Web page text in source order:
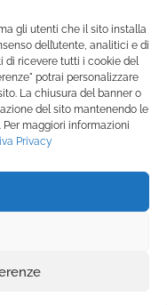
gli utenti che il sito installa
dell’utente, analitici e di
di ricevere tutti i cookie del
potrai personalizzare
La chiusura del banner o
del sito mantenendo le
maggiori informazioni
Privacy
Internazionale ETS
500